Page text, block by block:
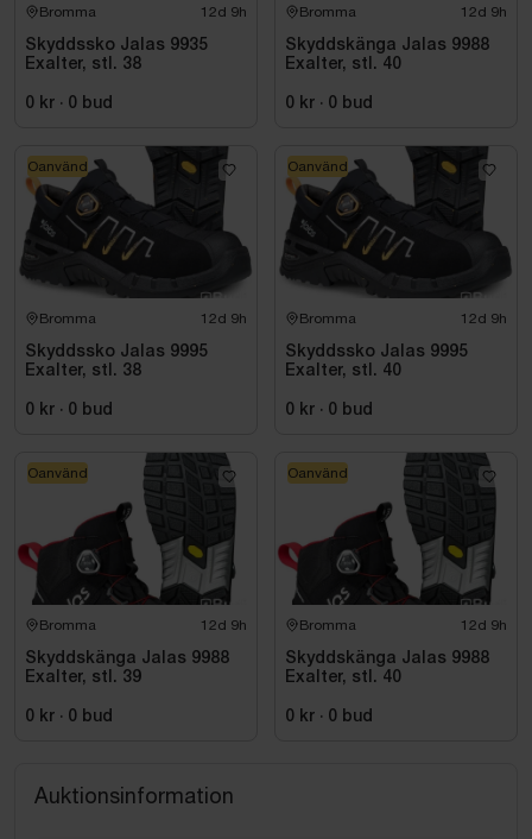
Bromma 12d 9h
Skyddssko Jalas 9935
Exalter, stl. 38
0 kr · 0 bud
Bromma 12d 9h
Skyddskänga Jalas 9988
Exalter, stl. 40
0 kr · 0 bud
Bromma 12d 9h
Skyddssko Jalas 9995
Exalter, stl. 38
0 kr · 0 bud
Oanvänd
Bromma 12d 9h
Skyddssko Jalas 9995
Exalter, stl. 40
0 kr · 0 bud
Oanvänd
Bromma 12d 9h
Skyddskänga Jalas 9988
Exalter, stl. 39
0 kr · 0 bud
Oanvänd
Bromma 12d 9h
Skyddskänga Jalas 9988
Exalter, stl. 40
0 kr · 0 bud
Oanvänd
Auktionsinformation